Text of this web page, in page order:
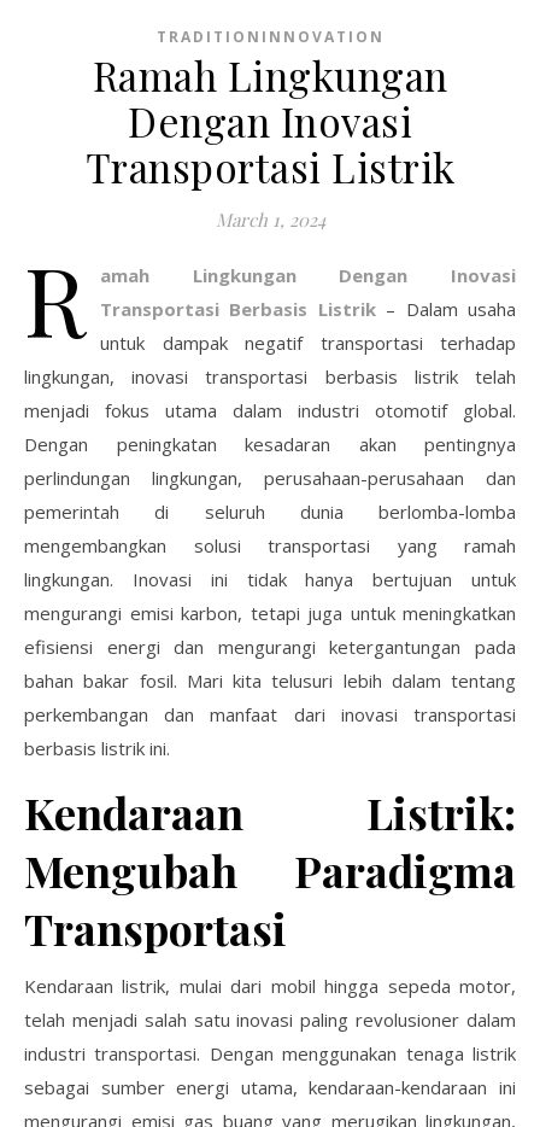
TRADITIONINNOVATION
Ramah Lingkungan
Dengan Inovasi
Transportasi Listrik
March 1, 2024
R
amah Lingkungan Dengan Inovasi
Transportasi Berbasis Listrik– Dalam usaha
untuk dampak negatif transportasi terhadap
lingkungan, inovasi transportasi berbasis listrik telah
menjadi fokus utama dalam industri otomotif global.
Dengan peningkatan kesadaran akan pentingnya
perlindungan lingkungan, perusahaan-perusahaan dan
pemerintah di seluruh dunia berlomba-lomba
mengembangkan solusi transportasi yang ramah
lingkungan. Inovasi ini tidak hanya bertujuan untuk
mengurangi emisi karbon, tetapi juga untuk meningkatkan
efisiensi energi dan mengurangi ketergantungan pada
bahan bakar fosil. Mari kita telusuri lebih dalam tentang
perkembangan dan manfaat dari inovasi transportasi
berbasis listrik ini.
Kendaraan Listrik:
Mengubah Paradigma
Transportasi
Kendaraan listrik, mulai dari mobil hingga sepeda motor,
telah menjadi salah satu inovasi paling revolusioner dalam
industri transportasi. Dengan menggunakan tenaga listrik
sebagai sumber energi utama, kendaraan-kendaraan ini
mengurangi emisi gas buang yang merugikan lingkungan,